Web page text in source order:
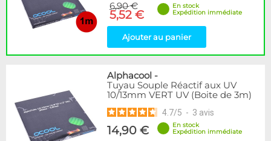
6,90 €
5,52 €
En stock
Expédition immédiate
Ajouter au panier
Alphacool -
Tuyau Souple Réactif aux UV
10/13mm VERT UV (Boite de 3m)
4.7/5 - 3 avis
14,90 €
En stock
Expédition immédiate